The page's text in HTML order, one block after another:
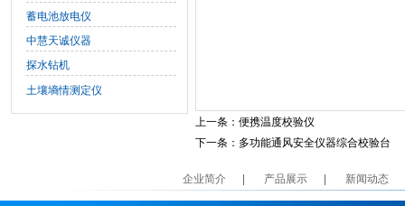
蓄电池放电仪
中慧天诚仪器
探水钻机
土壤墒情测定仪
上一条： 便携温度校验仪
下一条： 多功能通风安全仪器综合校验台
企业简介 产品展示 新闻动态